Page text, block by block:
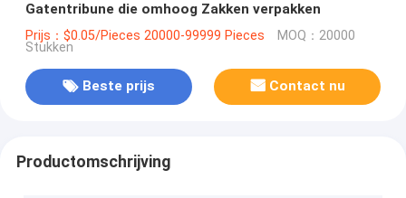
Gatentribune die omhoog Zakken verpakken
Prijs：$0.05/Pieces 20000-99999 Pieces MOQ：20000
Stukken
Beste prijs Contact nu
Productomschrijving